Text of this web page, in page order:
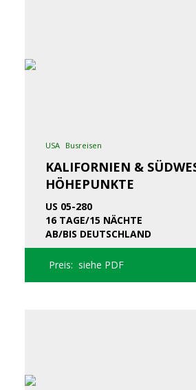
USA Busreisen
KALIFORNIEN &
HÖHEPUNKTE
US 05-280
16 TAGE/15 NÄCHTE
AB/BIS DEUTSCHLAND
Preis: siehe PDF